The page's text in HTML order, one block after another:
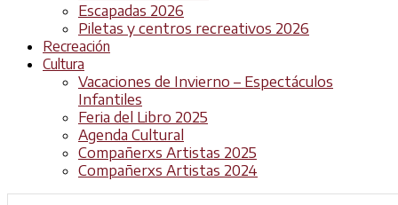
Escapadas 2026
Piletas y centros recreativos 2026
Recreación
Cultura
Vacaciones de Invierno – Espectáculos
Infantiles
Feria del Libro 2025
Agenda Cultural
Compañerxs Artistas 2025
Compañerxs Artistas 2024